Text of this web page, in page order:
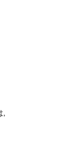
,